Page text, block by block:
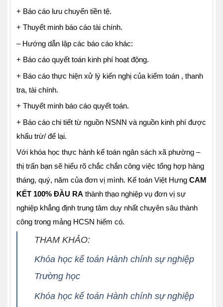
+ Báo cáo lưu chuyển tiền tệ.
+ Thuyết minh báo cáo tài chính.
– Hướng dẫn lập các báo cáo khác:
+ Báo cáo quyết toán kinh phí hoạt động.
+ Báo cáo thực hiện xử lý kiến nghị của kiểm toán , thanh
tra, tài chính.
+ Thuyết minh báo cáo quyết toán.
+ Báo cáo chi tiết từ nguồn NSNN và nguồn kinh phí được
khấu trừ/ để lại.
Với khóa học thực hành kế toán ngân sách xã phường –
thị trấn bạn sẽ hiểu rõ chắc chắn công việc tổng hợp hàng
tháng, quý, năm của đơn vị mình. Kế toán Việt Hưng CAM
KẾT 100% ĐẦU RA thành thạo nghiệp vụ đơn vị sự
nghiệp khẳng định trung tâm duy nhất chuyên sâu thành
công trong mảng HCSN hiếm có.
THAM KHẢO:
Khóa học kế toán Hành chính sự nghiệp
Trường học
Khóa học kế toán Hành chính sự nghiệp